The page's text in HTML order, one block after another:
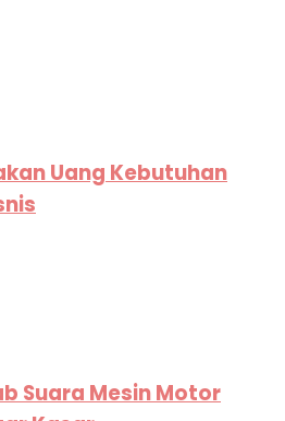
Uang Kebutuhan
Suara Mesin Motor